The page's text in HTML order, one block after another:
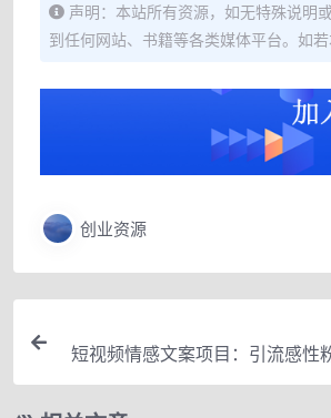
声明：本站所有资源，如无特殊说明
到任何网站、书籍等各类媒体平台。如
创业资源
短视频情感文案项目：引流感性